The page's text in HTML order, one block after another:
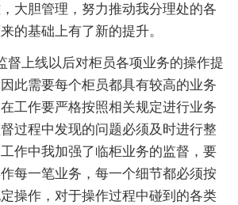
大胆管理，努力推动我分理处的各
的基础上有了新的提升。
督上线以后对柜员各项业务的操作提
此需要每个柜员都具有较高的业务
工作要严格按照相关规定进行业务
过程中发现的问题必须及时进行整
作中我加强了临柜业务的监督，要
每一笔业务，每一个细节都必须按
操作，对于操作过程中碰到的各类